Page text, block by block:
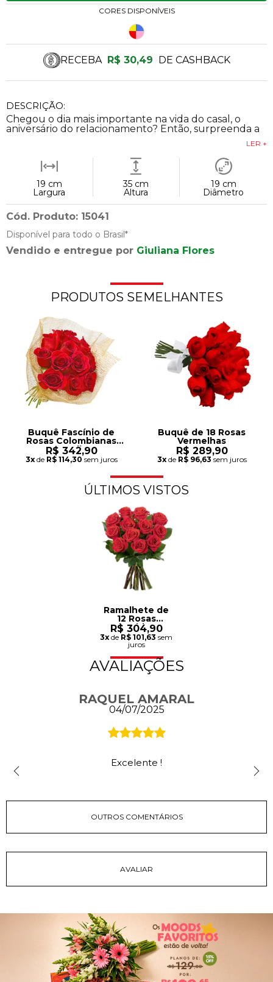
DESCRIÇÃO:
Chegou o dia mais importante na vida do casal, o
aniversário do relacionamento? Então, surpreenda a
LER +
CORES DISPONÍVEIS
19 cm
Largura
35 cm
Altura
19 cm
Diâmetro
Cód. Produto: 15041
Disponível para todo o Brasil*
Vendido e entregue por Giuliana Flores
RECEBA R$ 30,49 DE CASHBACK
PRODUTOS SEMELHANTES
Buquê Fascínio de
Rosas Colombianas
Vermelhas
R$ 342,90
3xde R$ 114,30sem juros
Buquê de 18 Rosas
Vermelhas
R$ 289,90
3xde R$ 96,63 sem juros
ÚLTIMOS VISTOS
Ramalhete de
12 Rosas
Colombianas
Vermelhas
R$ 304,90
3xde R$ 101,63 sem
juros
AVALIAÇÕES
RAQUEL AMARAL
04/07/2025
Excelente !
OUTROS COMENTÁRIOS